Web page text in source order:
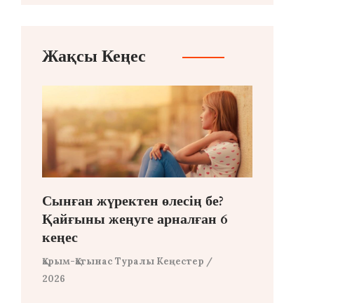
Жақсы Кеңес
Сынған жүректен өлесің бе?
Қайғыны жеңуге арналған 6
кеңес
Қарым-Қатынас Туралы Кеңестер /
2026